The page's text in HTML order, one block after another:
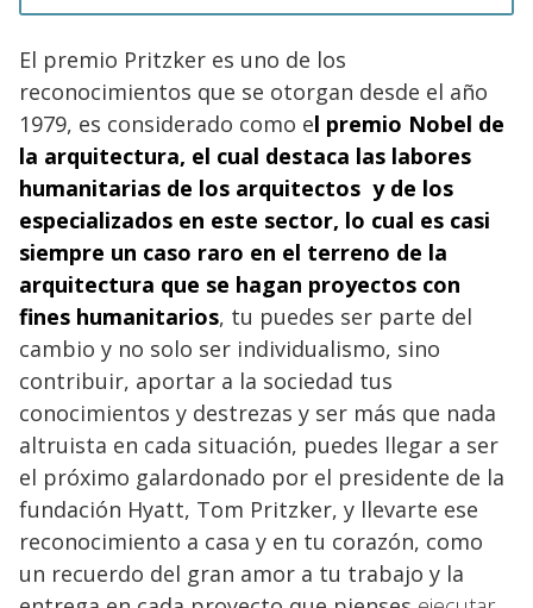
El premio Pritzker es uno de los
reconocimientos que se otorgan desde el año
1979, es considerado como el premio Nobel de
la arquitectura, el cual destaca las labores
humanitarias de los arquitectos y de los
especializados en este sector, lo cual es casi
siempre un caso raro en el terreno de la
arquitectura que se hagan proyectos con
fines humanitarios, tu puedes ser parte del
cambio y no solo ser individualismo, sino
contribuir, aportar a la sociedad tus
conocimientos y destrezas y ser más que nada
altruista en cada situación, puedes llegar a ser
el próximo galardonado por el presidente de la
fundación Hyatt, Tom Pritzker, y llevarte ese
reconocimiento a casa y en tu corazón, como
un recuerdo del gran amor a tu trabajo y la